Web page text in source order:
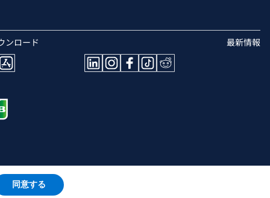
ンロード 最新情報
同意する